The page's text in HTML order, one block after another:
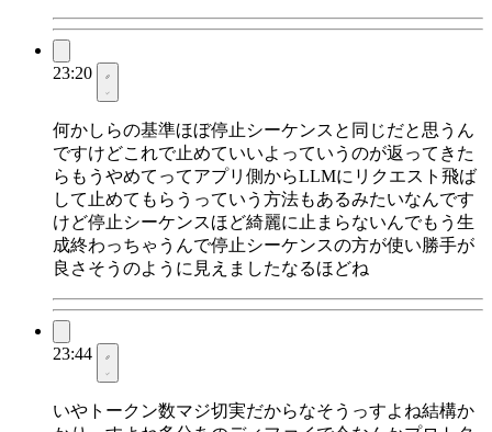
23:20
何かしらの基準ほぼ停止シーケンスと同じだと思うん
ですけどこれで止めていいよっていうのが返ってきた
らもうやめてってアプリ側からLLMにリクエスト飛ば
して止めてもらうっていう方法もあるみたいなんです
けど停止シーケンスほど綺麗に止まらないんでもう生
成終わっちゃうんで停止シーケンスの方が使い勝手が
良さそうのように見えましたなるほどね
23:44
いやトークン数マジ切実だからなそうっすよね結構か